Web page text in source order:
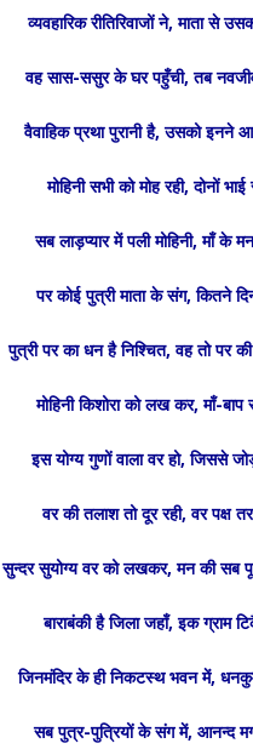
व्यवहारिक रीतिरिवाजों ने, माता से
वह सास-ससुर के घर पहुँची, तब
वैवाहिक प्रथा पुरानी है, उसको इनने
मोहिनी सभी को मोह रही, दोनों
सब लाड़प्यार में पली मोहिनी, माँ के
पर कोई पुत्री माता के संग, कितने
पुत्री पर का धन है निश्चित, वह तो पर
मोहिनी किशोरा को लख कर, माँ-
इस योग्य गुणों वाला वर हो, जिससे
वर की तलाश तो दूर रही, वर पक्ष
सुन्दर सुयोग्य वर को लखकर, मन की सब
बाराबंकी है जिला जहाँ, इक ग्राम
जिनमंदिर के ही निकटस्थ भवन में,
सब पुत्र-पुत्रियों के संग में, आनन्द